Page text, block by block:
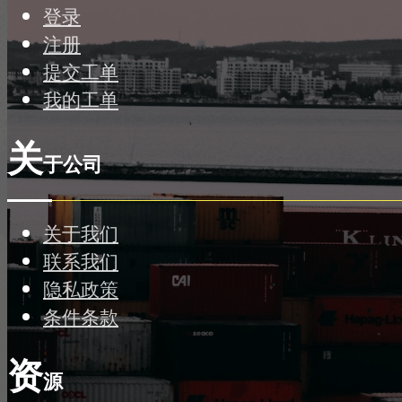
登录
注册
提交工单
我的工单
关于公司
关于我们
联系我们
隐私政策
条件条款
资源